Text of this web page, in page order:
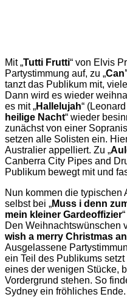
Mit „Tutti Frutti“ von Elvis
Partystimmung auf, zu „
tanzt das Publikum mit,
Dann wird es wieder
es mit „Hallelujah“
heilige Nacht“ wieder
zunächst von einer
setzen alle Solisten ein.
Australier appelliert. Zu „
Canberra City Pipes and
Publikum bewegt mit und
Nun kommen die
selbst bei „Muss i denn
mein kleiner Gardeoffizier
Den Weihnachtswünschen
wish a merry Christmas
Ausgelassene
ein Teil des Publikums setzt
eines der wenigen Stücke,
Vordergrund stehen. So
Sydney ein fröhliches Ende.